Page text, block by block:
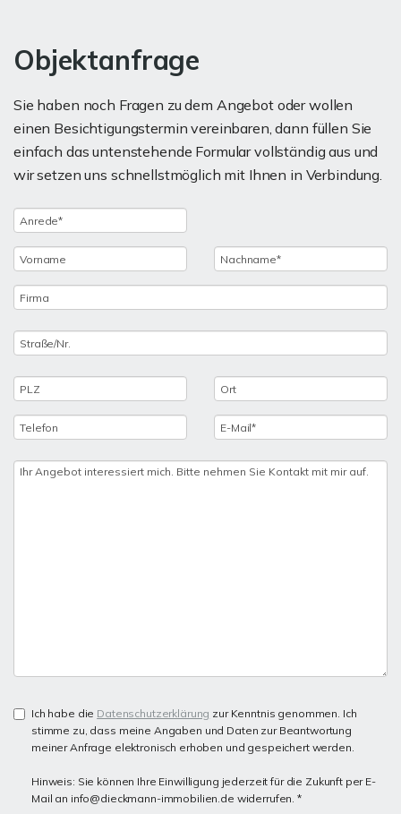
Objektanfrage
Sie haben noch Fragen zu dem Angebot oder wollen
einen Besichtigungstermin vereinbaren, dann füllen Sie
einfach das untenstehende Formular vollständig aus und
wir setzen uns schnellstmöglich mit Ihnen in Verbindung.
Ich habe die Datenschutzerklärung zur Kenntnis genommen. Ich
stimme zu, dass meine Angaben und Daten zur Beantwortung
meiner Anfrage elektronisch erhoben und gespeichert werden.
Hinweis: Sie können Ihre Einwilligung jederzeit für die Zukunft per E-
Mail an info@dieckmann-immobilien.de widerrufen. *